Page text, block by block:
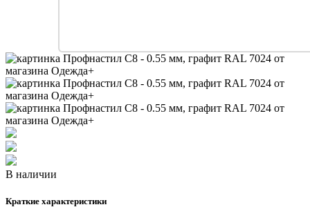
В наличии
Краткие характеристики